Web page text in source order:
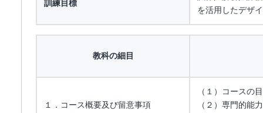
訓練目標
を活用したデザ
教科の細目
１．コース概要及び留意事項
（１）コースの
（２）専門的能